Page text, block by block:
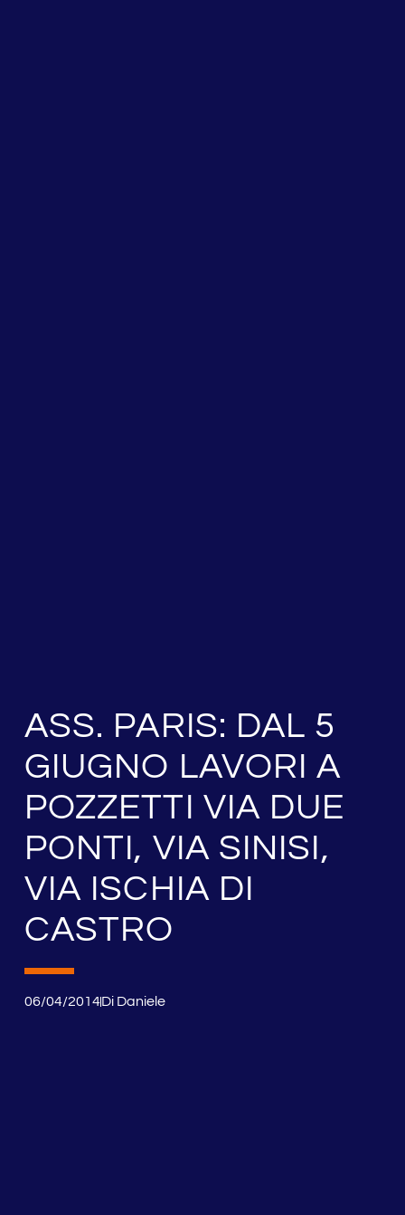
ASS. PARIS: DAL 5
GIUGNO LAVORI A
POZZETTI VIA DUE
PONTI, VIA SINISI,
VIA ISCHIA DI
CASTRO
06/04/2014DiDaniele